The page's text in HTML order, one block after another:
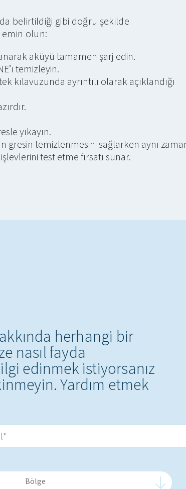
belirtildiği gibi doğru şekilde
emin olun:
aküyü tamamen şarj edin.
temizleyin.
kılavuzunda ayrıntılı olarak açıklandığı
yıkayın.
temizlenmesini sağlarken aynı
test etme fırsatı sunar.
herhangi bir
nasıl fayda
edinmek istiyorsanız
Yardım etmek